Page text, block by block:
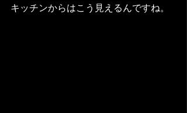
キッチンからはこう見えるんですね。